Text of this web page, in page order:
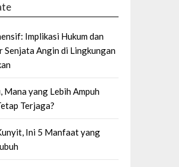
Implikasi Hukum dan
Senjata Angin di Lingkungan
Mana yang Lebih Ampuh
Terjaga?
Ini 5 Manfaat yang